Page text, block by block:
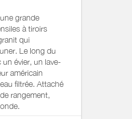
grande
à tiroirs
qui
Le long du
évier, un lave-
américain
filtrée. Attaché
rangement,